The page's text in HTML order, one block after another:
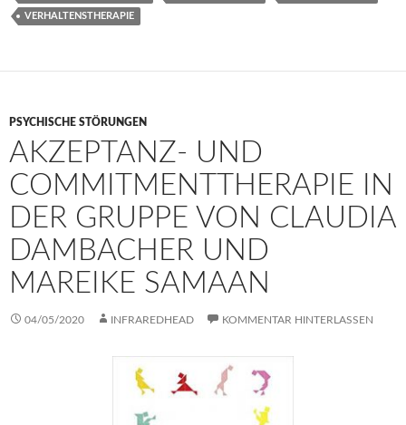
VERHALTENSTHERAPIE
PSYCHISCHE STÖRUNGEN
AKZEPTANZ- UND
COMMITMENTTHERAPIE IN
DER GRUPPE VON CLAUDIA
DAMBACHER UND
MAREIKE SAMAAN
04/05/2020 INFRAREDHEAD KOMMENTAR HINTERLASSEN